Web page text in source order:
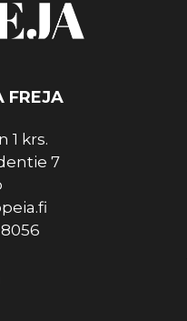
FREJA
1 krs.
7